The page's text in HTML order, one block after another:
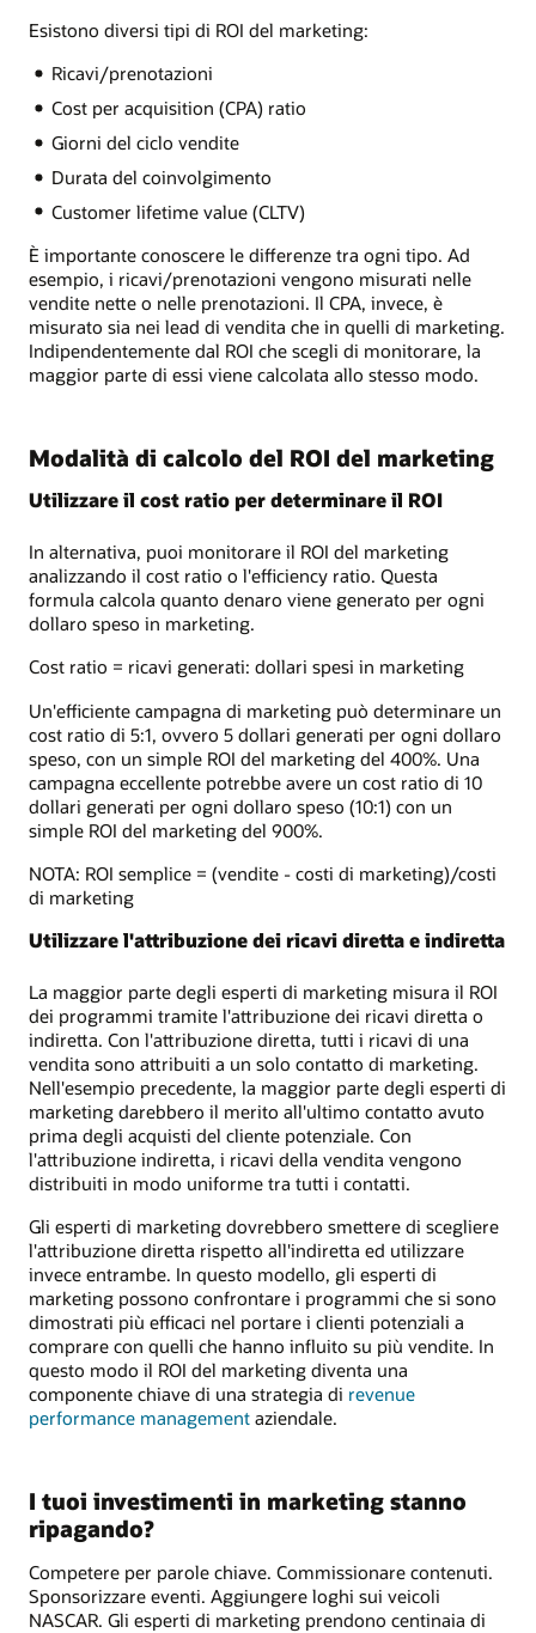
Esistono diversi tipi di ROI del marketing:
Ricavi/prenotazioni
Cost per acquisition (CPA) ratio
Giorni del ciclo vendite
Durata del coinvolgimento
Customer lifetime value (CLTV)
È importante conoscere le differenze tra ogni tipo. Ad
esempio, i ricavi/prenotazioni vengono misurati nelle
vendite nette o nelle prenotazioni. Il CPA, invece, è
misurato sia nei lead di vendita che in quelli di marketing.
Indipendentemente dal ROI che scegli di monitorare, la
maggior parte di essi viene calcolata allo stesso modo.
Modalità di calcolo del ROI del marketing
Utilizzare il cost ratio per determinare il ROI
In alternativa, puoi monitorare il ROI del marketing
analizzando il cost ratio o l'efficiency ratio. Questa
formula calcola quanto denaro viene generato per ogni
dollaro speso in marketing.
Cost ratio = ricavi generati: dollari spesi in marketing
Un'efficiente campagna di marketing può determinare un
cost ratio di 5:1, ovvero 5 dollari generati per ogni dollaro
speso, con un simple ROI del marketing del 400%. Una
campagna eccellente potrebbe avere un cost ratio di 10
dollari generati per ogni dollaro speso (10:1) con un
simple ROI del marketing del 900%.
NOTA: ROI semplice = (vendite - costi di marketing)/costi
di marketing
Utilizzare l'attribuzione dei ricavi diretta e indiretta
La maggior parte degli esperti di marketing misura il ROI
dei programmi tramite l'attribuzione dei ricavi diretta o
indiretta. Con l'attribuzione diretta, tutti i ricavi di una
vendita sono attribuiti a un solo contatto di marketing.
Nell'esempio precedente, la maggior parte degli esperti di
marketing darebbero il merito all'ultimo contatto avuto
prima degli acquisti del cliente potenziale. Con
l'attribuzione indiretta, i ricavi della vendita vengono
distribuiti in modo uniforme tra tutti i contatti.
Gli esperti di marketing dovrebbero smettere di scegliere
l'attribuzione diretta rispetto all'indiretta ed utilizzare
invece entrambe. In questo modello, gli esperti di
marketing possono confrontare i programmi che si sono
dimostrati più efficaci nel portare i clienti potenziali a
comprare con quelli che hanno influito su più vendite. In
questo modo il ROI del marketing diventa una
componente chiave di una strategia di revenue
performance management aziendale.
I tuoi investimenti in marketing stanno
ripagando?
Competere per parole chiave. Commissionare contenuti.
Sponsorizzare eventi. Aggiungere loghi sui veicoli
NASCAR. Gli esperti di marketing prendono centinaia di